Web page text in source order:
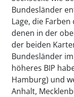
Bundesländer
Lage, die
denen in der
der beiden
Bundesländer
höheres BIP
Hamburg) und
Anhalt,